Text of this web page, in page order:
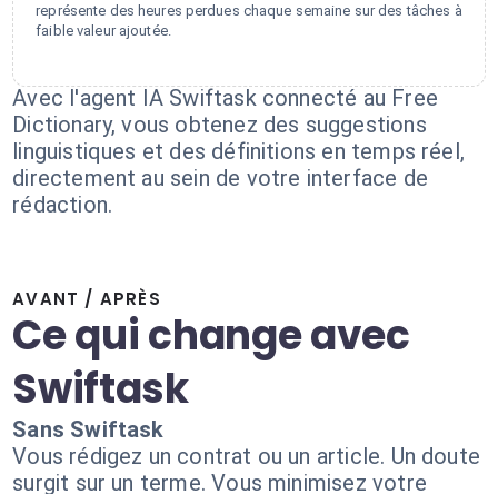
représente des heures perdues chaque semaine sur des tâches à
faible valeur ajoutée.
Avec l'agent IA Swiftask connecté au Free
Dictionary, vous obtenez des suggestions
linguistiques et des définitions en temps réel,
directement au sein de votre interface de
rédaction.
AVANT / APRÈS
Ce qui change avec
Swiftask
Sans Swiftask
Vous rédigez un contrat ou un article. Un doute
surgit sur un terme. Vous minimisez votre